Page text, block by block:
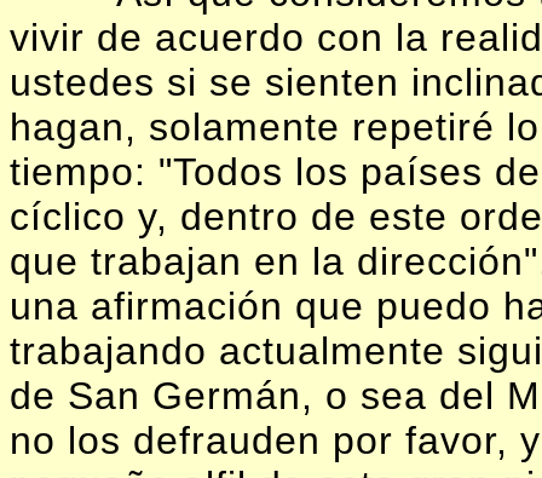
vivir de acuerdo con la
ustedes si se sienten
hagan, solamente repetiré
tiempo: "Todos los países
cíclico y, dentro de este
que trabajan en la
una afirmación que puedo
trabajando actualmente
de San Germán, o sea del
no los defrauden por favor,